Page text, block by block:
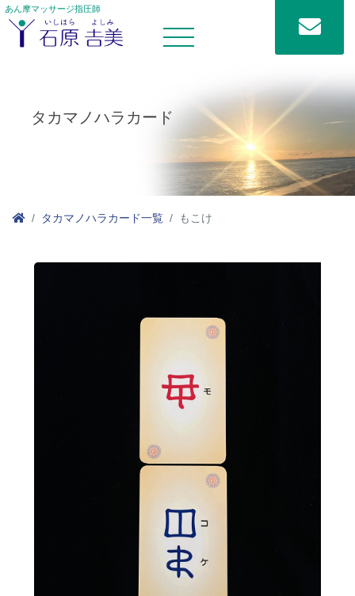
あん摩マッサージ指圧師
タカマノハラカード
タカマノハラカード一覧 もこけ